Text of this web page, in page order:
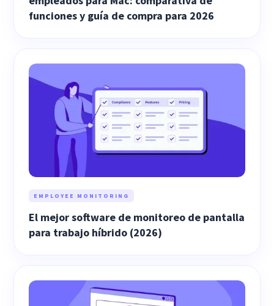
funciones y guía de compra para 2026
EMPLOYEE MONITORING
El mejor software de monitoreo de pantalla
para trabajo híbrido (2026)